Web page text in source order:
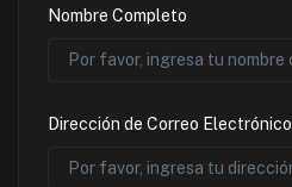
Nombre Completo
Dirección de Correo Electrónico